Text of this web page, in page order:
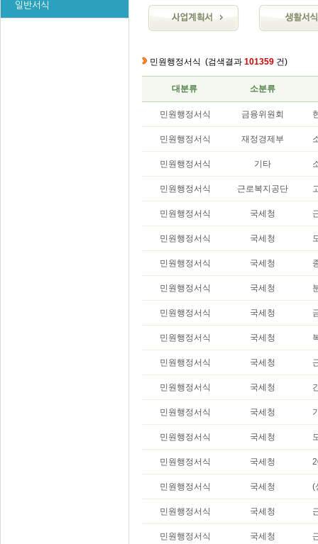
일반서식
민원행정서식 (검색결과 101359 건)
대분류 소분류
민원행정서식 금융위원회
민원행정서식 재정경제부
민원행정서식 기타
민원행정서식 근로복지공단
민원행정서식 국세청
민원행정서식 국세청
민원행정서식 국세청
민원행정서식 국세청
민원행정서식 국세청
민원행정서식 국세청
민원행정서식 국세청
민원행정서식 국세청
민원행정서식 국세청
민원행정서식 국세청
민원행정서식 국세청
민원행정서식 국세청 (
민원행정서식 국세청
민원행정서식 국세청